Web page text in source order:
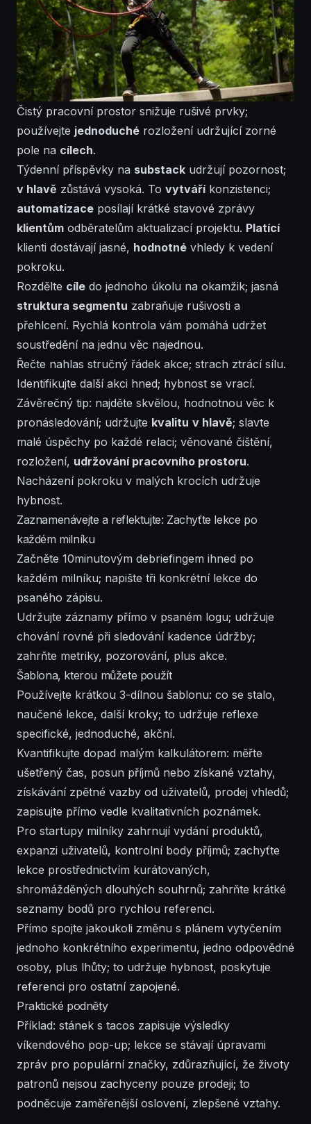
Čistý pracovní prostor snižuje rušivé prvky;
používejte jednoduché rozloženíudržující zorné
pole na cílech.
Týdenní příspěvky na substack udržují pozornost;
v hlavě zůstává vysoká. To vytváří konzistenci;
automatizace posílajíkrátké stavové zprávy
klientům odběratelům aktualizací projektu. Platící
klienti dostávají jasné, hodnotné vhledy k vedení
pokroku.
Rozdělte cíle do jednoho úkolu na okamžik; jasná
struktura segmentu zabraňuje rušivosti a
přehlcení. Rychlá kontrola vám pomáhá udržet
soustředění na jednu věc najednou.
Řečte nahlas stručný řádek akce; strach ztrácí sílu.
Identifikujte další akci hned; hybnost se vrací.
Závěrečný tip: najděte skvělou, hodnotnou věc k
pronásledování; udržujte kvalitu v hlavě; slavte
malé úspěchy po každé relaci; věnované čištění,
rozložení, udržování pracovního prostoru.
Nacházenípokroku v malých krocích udržuje
hybnost.
Zaznamenávejte a reflektujte: Zachyťte lekce po
každém milníku
Začněte 10minutovým debriefingem ihned po
každém milníku; napište tři konkrétní lekce do
psaného zápisu.
Udržujte záznamy přímo v psaném logu; udržuje
chování rovné při sledování kadence údržby;
zahrňte metriky, pozorování, plus akce.
Šablona, kterou můžete použít
Používejte krátkou 3-dílnou šablonu: co se stalo,
naučené lekce, další kroky; to udržuje reflexe
specifické, jednoduché, akční.
Kvantifikujte dopad malým kalkulátorem: měřte
ušetřený čas, posun příjmů nebo získané vztahy,
získávání zpětné vazby od uživatelů, prodej vhledů;
zapisujte přímo vedle kvalitativních poznámek.
Pro startupy milníky zahrnují vydání produktů,
expanzi uživatelů, kontrolní body příjmů; zachyťte
lekce prostřednictvím kurátovaných,
shromážděných dlouhých souhrnů; zahrňte krátké
seznamy bodů pro rychlou referenci.
Přímo spojte jakoukoli změnu s plánem vytyčením
jednoho konkrétního experimentu, jedno odpovědné
osoby, plus lhůty; to udržuje hybnost, poskytuje
referenci pro ostatní zapojené.
Praktické podněty
Příklad: stánek s tacos zapisuje výsledky
víkendového pop-up; lekce se stávají úpravami
zpráv pro populární značky, zdůrazňující, že životy
patronů nejsou zachyceny pouze prodeji; to
podněcuje zaměřenější oslovení, zlepšené vztahy.